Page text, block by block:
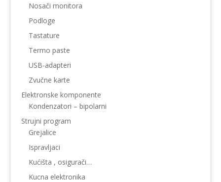
Nosači monitora
Podloge
Tastature
Termo paste
USB-adapteri
Zvučne karte
Elektronske komponente
Kondenzatori – bipolarni
Strujni program
Grejalice
Ispravljaci
Kućišta , osigurači…
Kucna elektronika